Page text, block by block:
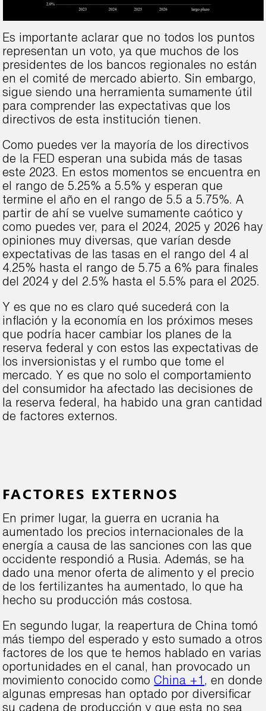
Es importante aclarar que no todos los puntos
representan un voto, ya que muchos de los
presidentes de los bancos regionales no están
en el comité de mercado abierto. Sin embargo,
sigue siendo una herramienta sumamente útil
para comprender las expectativas que los
directivos de esta institución tienen.
Como puedes ver la mayoría de los directivos
de la FED esperan una subida más de tasas
este 2023. En estos momentos se encuentra en
el rango de 5.25% a 5.5% y esperan que
termine el año en el rango de 5.5 a 5.75%. A
partir de ahí se vuelve sumamente caótico y
como puedes ver, para el 2024, 2025 y 2026 hay
opiniones muy diversas, que varían desde
expectativas de las tasas en el rango del 4 al
4.25% hasta el rango de 5.75 a 6% para finales
del 2024 y del 2.5% hasta el 5.5% para el 2025.
Y es que no es claro qué sucederá con la
inflación y la economía en los próximos meses
que podría hacer cambiar los planes de la
reserva federal y con estos las expectativas de
los inversionistas y el rumbo que tome el
mercado. Y es que no solo el comportamiento
del consumidor ha afectado las decisiones de
la reserva federal, ha habido una gran cantidad
de factores externos.
FACTORES EXTERNOS
En primer lugar, la guerra en ucrania ha
aumentado los precios internacionales de la
energía a causa de las sanciones con las que
occidente respondió a Rusia. Además, se ha
dado una menor oferta de alimento y el precio
de los fertilizantes ha aumentado, lo que ha
hecho su producción más costosa.
En segundo lugar, la reapertura de China tomó
más tiempo del esperado y esto sumado a otros
factores de los que te hemos hablado en varias
oportunidades en el canal, han provocado un
movimiento conocido comoChina +1, en donde
algunas empresas han optado por diversificar